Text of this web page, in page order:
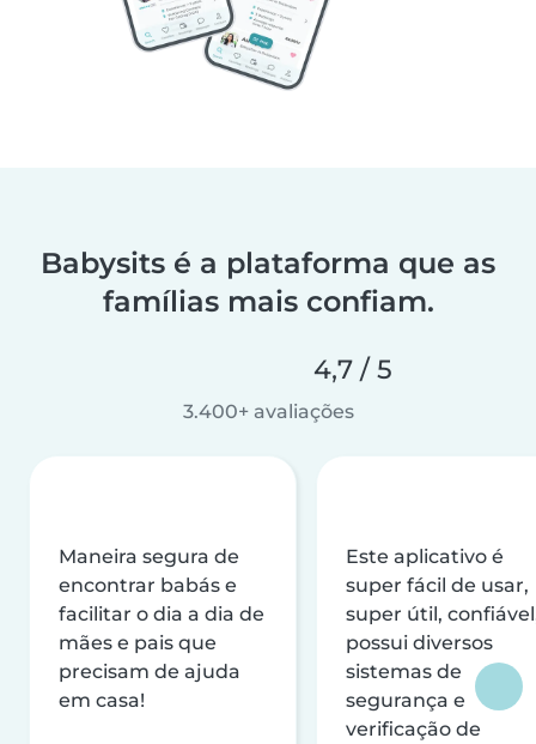
Babysits é a plataforma que as
famílias mais confiam.
4,7 / 5
3.400+ avaliações
Maneira segura de
encontrar babás e
facilitar o dia a dia de
mães e pais que
precisam de ajuda
em casa!
Este aplicativo é
super fácil de usar,
super útil,
possui diversos
sistemas de
segurança e
verificação de